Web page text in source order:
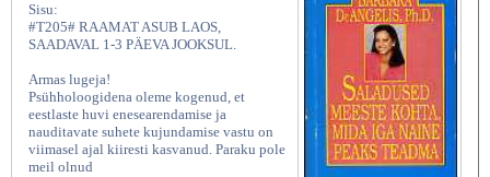
Sisu:
#T205# RAAMAT ASUB LAOS,
SAADAVAL 1-3 PÄEVA JOOKSUL.
Armas lugeja!
Psühholoogidena oleme kogenud, et
eestlaste huvi enesearendamise ja
nauditavate suhete kujundamise vastu on
viimasel ajal kiiresti kasvanud. Paraku pole
meil olnud